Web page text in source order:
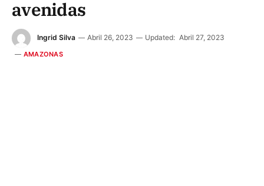
avenidas
Ingrid Silva Abril 26, 2023 Updated: Abril 27, 2023
AMAZONAS